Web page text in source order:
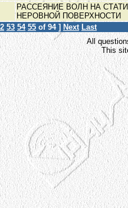
РАССЕЯНИЕ ВОЛН НА
НЕРОВНОЙ ПОВЕРХНОСТИ
53 54 55 of 94 ] Next Last
All
This